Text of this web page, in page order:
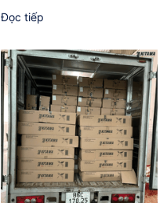
Đọc tiếp